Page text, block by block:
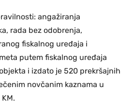
angažiranja
rada bez odobrenja,
fiskalnog uređaja i
putem fiskalnog uređaja
i izdato je 520 prekršajnih
novčanim kaznama u